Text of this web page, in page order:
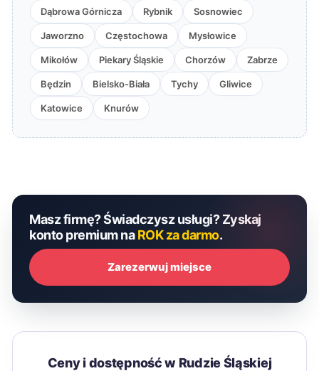
Dąbrowa Górnicza Rybnik Sosnowiec
Jaworzno Częstochowa Mysłowice
Mikołów Piekary Śląskie Chorzów Zabrze
Będzin Bielsko-Biała Tychy Gliwice
Katowice Knurów
Masz firmę? Świadczysz usługi? Zyskaj
konto premium naROK za darmo.
Zarezerwuj miejsce
Ceny i dostępność w Rudzie Śląskiej